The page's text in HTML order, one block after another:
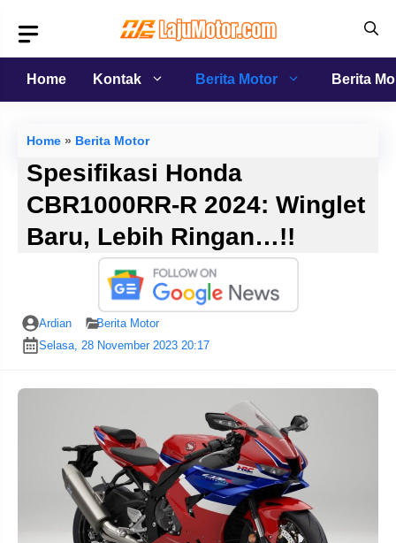
isi
Home
Kontak Berita Motor Berita
Home » Berita Motor
Spesifikasi Honda
CBR1000RR-R 2024: Winglet
Baru, Lebih Ringan…!!
Ardian
Berita Motor
Selasa, 28 November 2023 20:17